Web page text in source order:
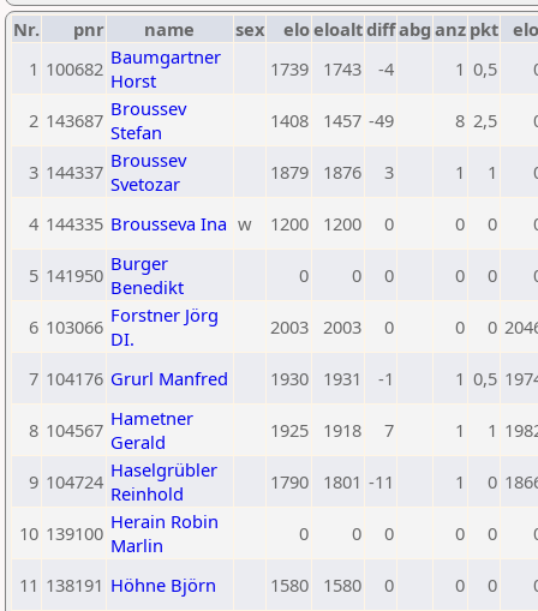
Nr. pnr name sex eloeloaltdiffabg anz pkt
1 100682 Baumgartner
Horst
1739 1743 -4 1 0,5
2 143687 Broussev
Stefan
1408 1457 -49 8 2,5
3 144337 Broussev
Svetozar
1879 1876 3 1 1
4 144335 Brousseva Ina w 1200 1200 0 0 0
5 141950 Burger
Benedikt
0 0 0 0 0
6 103066 Forstner Jörg
DI.
2003 2003 0 0 0
7 104176 Grurl Manfred 1930 1931 -1 1 0,5
8 104567 Hametner
Gerald
1925 1918 7 1 1
9 104724 Haselgrübler
Reinhold
1790 1801 -11 1 0
10 139100 Herain Robin
Marlin
0 0 0 0 0
11 138191 Höhne Björn 1580 1580 0 0 0